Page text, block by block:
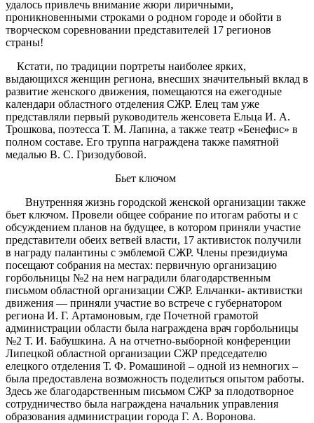
удалось привлечь внимание жюри лиричными,
проникновенными строками о родном городе и обойти в
творческом соревновании представителей 17 регионов
страны!
Кстати, по традиции портреты наиболее ярких,
выдающихся женщин региона, внесших значительный вклад в
развитие женского движения, помещаются на ежегодные
календари областного отделения СЖР. Елец там уже
представляли первый руководитель женсовета Ельца И. А.
Трошкова, поэтесса Т. М. Лапина, а также театр «Бенефис» в
полном составе. Его труппа награждена также памятной
медалью В. С. Гризодубовой.
Бьет ключом
Внутренняя жизнь городской женской организации также
бьет ключом. Провели общее собрание по итогам работы и с
обсуждением планов на будущее, в котором приняли участие
представители обеих ветвей власти, 17 активисток получили
в награду палантины с эмблемой СЖР. Члены президиума
посещают собрания на местах: первичную организацию
горбольницы №2 на нем наградили благодарственным
письмом областной организации СЖР. Ельчанки- активистки
движения — приняли участие во встрече с губернатором
региона И. Г. Артамоновым, где Почетной грамотой
администрации области была награждена врач горбольницы
№2 Т. И. Бабушкина. А на отчетно-выборной конференции
Липецкой областной организации СЖР председателю
елецкого отделения Т. Ф. Ромашиной – одной из немногих –
была предоставлена возможность поделиться опытом работы.
Здесь же благодарственным письмом СЖР за плодотворное
сотрудничество была награждена начальник управления
образования администрации города Г. А. Воронова.